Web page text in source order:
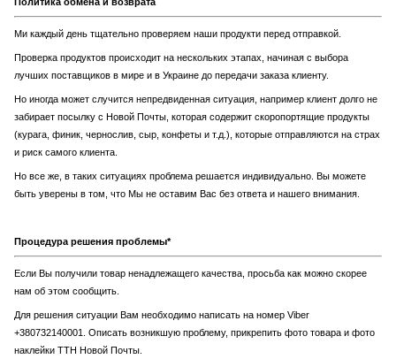
Ми каждый день тщательно проверяем наши продукти перед отправкой.
Проверка продуктов происходит на нескольких этапах, начиная с выбора
лучших поставщиков в мире и в Украине до передачи заказа клиенту.
Но иногда может случится непредвиденная ситуация, например клиент долго не
забирает посылку с Новой Почты, которая содержит скоропортящие продукты
(курага, финик, чернослив, сыр, конфеты и т.д.), которые отправляются на страх
и риск самого клиента.
Но все же, в таких ситуациях проблема решается индивидуально. Вы можете
быть уверены в том, что Мы не оставим Вас без ответа и нашего внимания.
Процедура решения проблемы*
Если Вы получили товар ненадлежащего качества, просьба как можно скорее
нам об этом сообщить.
Для решения ситуации Вам необходимо написать на номер Viber
+380732140001. Описать возникшую проблему, прикрепить фото товара и фото
наклейки ТТН Новой Почты.